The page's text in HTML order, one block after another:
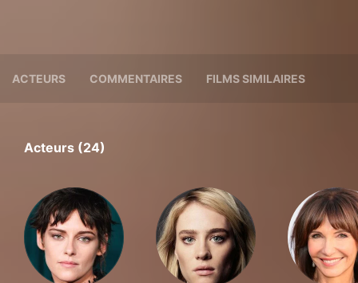
ACTEURS COMMENTAIRES FILMS SIMILAIRES
Acteurs (24)